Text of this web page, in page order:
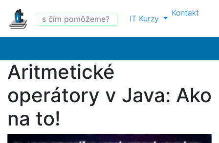
IT Kurzy
Kontakt
Aritmetické
operátory v Java: Ako
na to!